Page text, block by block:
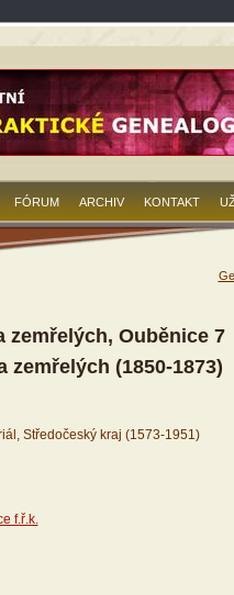
FÓRUM ARCHIV KONTAKT
zemřelých, Ouběnice 7
zemřelých (1850-1873)
Středočeský kraj (1573-1951)
f.ř.k.